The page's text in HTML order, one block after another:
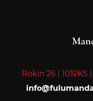
Rokin 26 | 1012KS |